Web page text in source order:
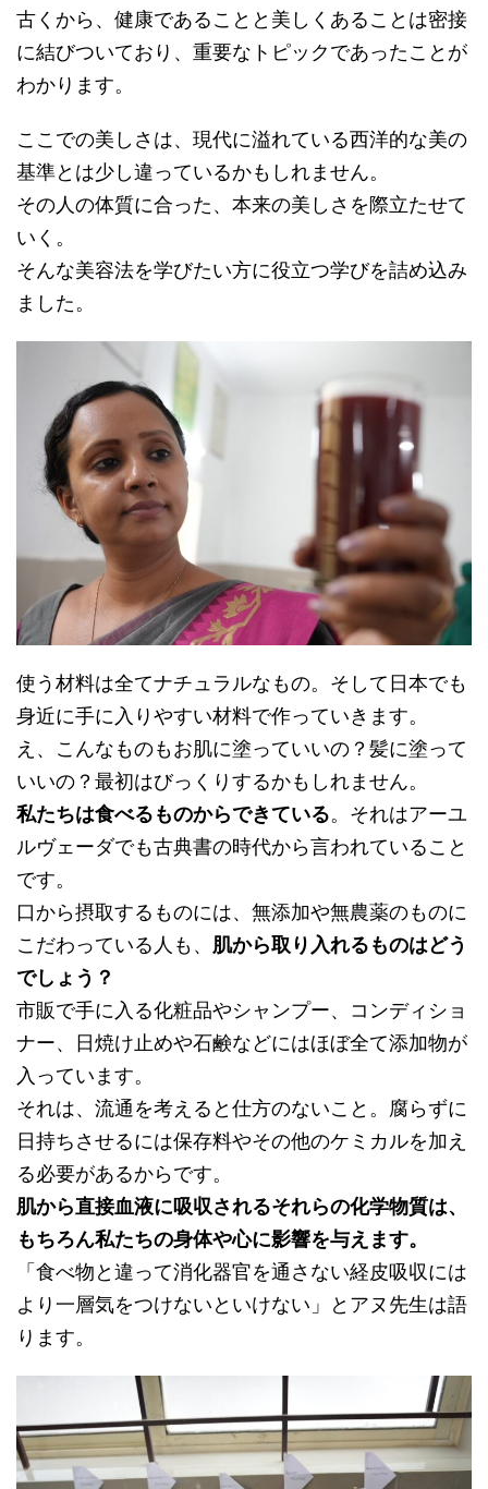
古くから、健康であることと美しくあることは密接
に結びついており、重要なトピックであったことが
わかります。
ここでの美しさは、現代に溢れている西洋的な美の
基準とは少し違っているかもしれません。
その人の体質に合った、本来の美しさを際立たせて
いく。
そんな美容法を学びたい方に役立つ学びを詰め込み
ました。
使う材料は全てナチュラルなもの。そして日本でも
身近に手に入りやすい材料で作っていきます。
え、こんなものもお肌に塗っていいの？髪に塗って
いいの？最初はびっくりするかもしれません。
私たちは食べるものからできている。それはアーユ
ルヴェーダでも古典書の時代から言われていること
です。
口から摂取するものには、無添加や無農薬のものに
こだわっている人も、 肌から取り入れるものはどう
でしょう？
市販で手に入る化粧品やシャンプー、コンディショ
ナー、日焼け止めや石鹸などにはほぼ全て添加物が
入っています。
それは、流通を考えると仕方のないこと。腐らずに
日持ちさせるには保存料やその他のケミカルを加え
る必要があるからです。
肌から直接血液に吸収されるそれらの化学物質は、
もちろん私たちの身体や心に影響を与えます。
「食べ物と違って消化器官を通さない経皮吸収には
より一層気をつけないといけない」とアヌ先生は語
ります。